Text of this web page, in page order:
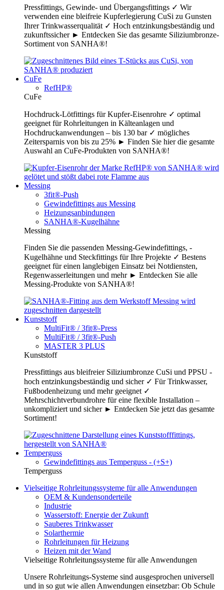
Pressfittings, Gewinde- und Übergangsfittings ✓ Wir
verwenden eine bleifreie Kupferlegierung CuSi zu Gunsten
Ihrer Trinkwasserqualität ✓ Hoch entzinkungsbeständig und
zukunftssicher ► Entdecken Sie das gesamte Siliziumbronze-
Sortiment von SANHA®!
CuFe
RefHP®
CuFe
Hochdruck-Lötfittings für Kupfer-Eisenrohre ✓ optimal
geeignet für Rohrleitungen in Kälteanlagen und
Hochdruckanwendungen – bis 130 bar ✓ mögliches
Zeitersparnis von bis zu 25% ► Finden Sie hier die gesamte
Auswahl an CuFe-Produkten von SANHA®!
Messing
3fit®-Push
Gewindefittings aus Messing
Heizungsanbindungen
SANHA®-Kugelhähne
Messing
Finden Sie die passenden Messing-Gewindefittings, -
Kugelhähne und Steckfittings für Ihre Projekte ✓ Bestens
geeignet für einen langlebigen Einsatz bei Notdiensten,
Regenwasserleitungen und mehr ► Entdecken Sie alle
Messing-Produkte von SANHA®!
Kunststoff
MultiFit® / 3fit®-Press
MultiFit® / 3fit®-Push
MASTER 3 PLUS
Kunststoff
Pressfittings aus bleifreier Siliziumbronze CuSi und PPSU -
hoch entzinkungsbeständig und sicher ✓ Für Trinkwasser,
Fußbodenheizung und mehr geeignet ✓
Mehrschichtverbundrohre für eine flexible Installation –
unkompliziert und sicher ► Entdecken Sie jetzt das gesamte
Sortiment!
Temperguss
Gewindefittings aus Temperguss - (+S+)
Temperguss
Vielseitige Rohrleitungssysteme für alle Anwendungen
OEM & Kundensonderteile
Industrie
Wasserstoff: Energie der Zukunft
Sauberes Trinkwasser
Solarthermie
Rohrleitungen für Heizung
Heizen mit der Wand
Vielseitige Rohrleitungssysteme für alle Anwendungen
Unsere Rohrleitungs-Systeme sind ausgesprochen universell
und in so gut wie allen Anwendungen einsetzbar: Ob Schule